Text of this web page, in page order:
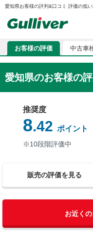
愛知県お客様の評判&口コミ 評価の低
お客様の評価 中古車
愛知県のお客様の
推奨度
8.42 ポイント
※10段階評価中
販売の評価を見る
お近く